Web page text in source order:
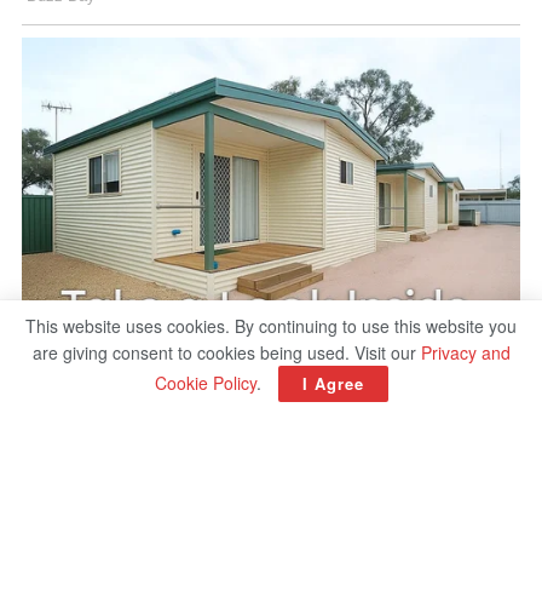
This website uses cookies. By continuing to use this website you
are giving consent to cookies being used. Visit our Privacy and
Cookie Policy. I Agree